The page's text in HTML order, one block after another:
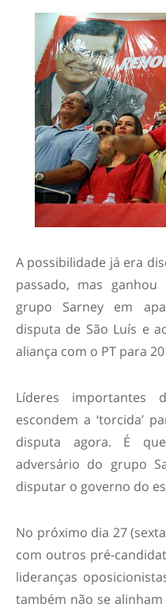
A possibilidade já era
passado, mas
grupo Sarney em
disputa de São Luís e
aliança com o PT para
Líderes importantes
escondem a ‘torcida’
disputa agora. É
adversário do grupo
disputar o governo do
No próximo dia 27
com outros pré-
lideranças
também não se